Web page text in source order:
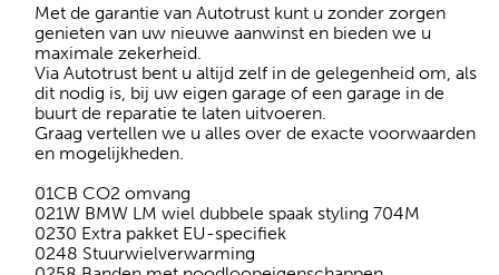
Met de garantie van Autotrust kunt u zonder zorgen
genieten van uw nieuwe aanwinst en bieden we u
maximale zekerheid.
Via Autotrust bent u altijd zelf in de gelegenheid om, als
dit nodig is, bij uw eigen garage of een garage in de
buurt de reparatie te laten uitvoeren.
Graag vertellen we u alles over de exacte voorwaarden
en mogelijkheden.
01CB CO2 omvang
021W BMW LM wiel dubbele spaak styling 704M
0230 Extra pakket EU-specifiek
0248 Stuurwielverwarming